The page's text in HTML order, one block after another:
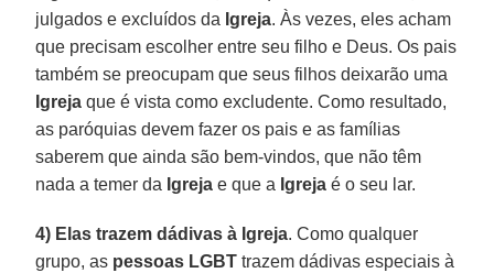
julgados e excluídos da Igreja. Às vezes, eles acham
que precisam escolher entre seu filho e Deus. Os pais
também se preocupam que seus filhos deixarão uma
Igreja que é vista como excludente. Como resultado,
as paróquias devem fazer os pais e as famílias
saberem que ainda são bem-vindos, que não têm
nada a temer da Igreja e que a Igreja é o seu lar.
4) Elas trazem dádivas à Igreja. Como qualquer
grupo, as pessoas LGBT trazem dádivas especiais à